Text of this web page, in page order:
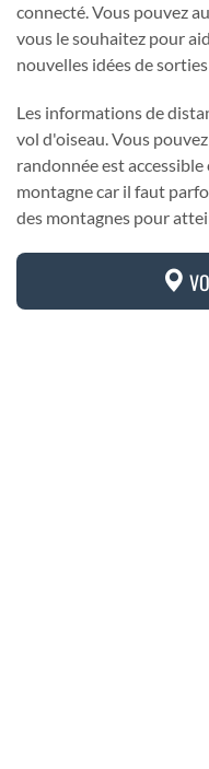
connecté. Vous pouvez
vous le souhaitez pour
nouvelles idées de
Les informations de
vol d'oiseau. Vous
randonnée est
montagne car il faut
des montagnes pour